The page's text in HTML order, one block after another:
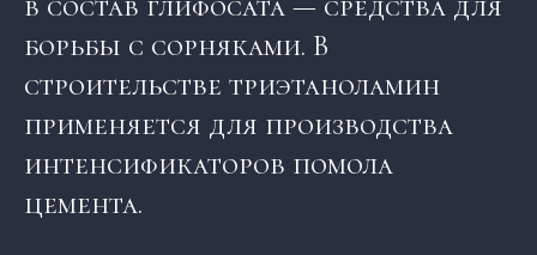
борьбы с сорняками. В
строительстве триэтаноламин
применяется для производства
интенсификаторов помола
цемента.